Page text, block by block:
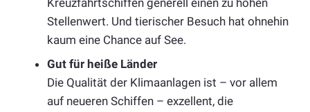
Stellenwert. Und tierischer Besuch hat ohnehin
kaum eine Chance auf See.
Gut für heiße Länder
Die Qualität der Klimaanlagen ist – vor allem
auf neueren Schiffen – exzellent, die